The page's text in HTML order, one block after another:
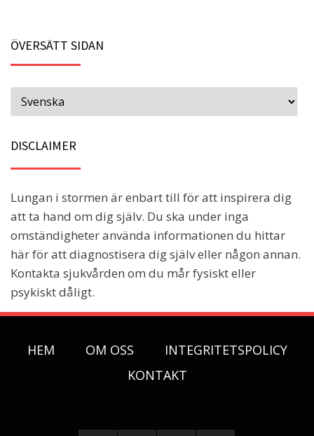
ÖVERSÄTT SIDAN
DISCLAIMER
Lungan i stormen är enbart till för att inspirera dig
att ta hand om dig själv. Du ska under inga
omständigheter använda informationen du hittar
här för att diagnostisera dig själv eller någon annan.
Kontakta sjukvården om du mår fysiskt eller
psykiskt dåligt.
HEM OM OSS
INTEGRITETSPOLICY
KONTAKT